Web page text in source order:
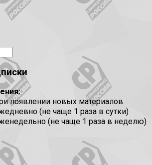
появлении новых материалов
(не чаще 1 раза в сутки)
(не чаще 1 раза в неделю)